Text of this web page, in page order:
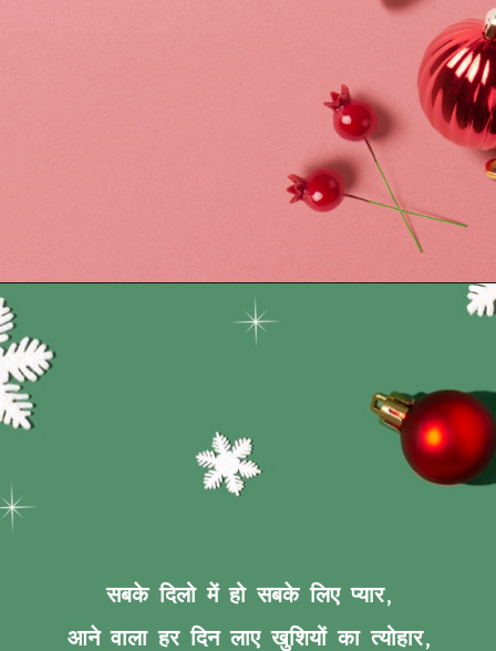
सबके दिलो में हो सबके लिए प्यार,
आने वाला हर दिन लाए खुशियों का त्योहार,